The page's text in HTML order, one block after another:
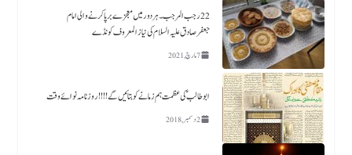
22رجب المرجب ۔ ہردور میں معجزے برپا کرنے والی امام
جعفرصادق علیہ السلام کی نیاز المعروف کونڈے
7 مارچ, 2021
ابو طالب ؑ کی عظمت ہم زمانے کو بتائیں گے !!!! روزنامہ نوائے وقت
2 دسمبر, 2018